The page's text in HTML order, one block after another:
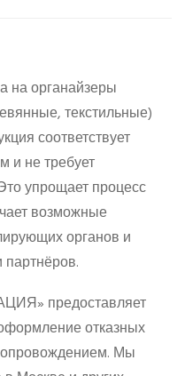
на органайзеры
текстильные)
соответствует
и не требует
упрощает процесс
возможные
органов и
партнёров.
предоставляет
отказных
Мы